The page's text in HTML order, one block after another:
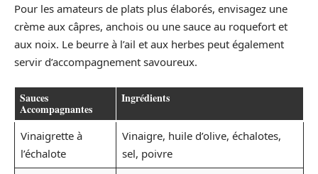
Pour les amateurs de plats plus élaborés, envisagez une
crème aux câpres, anchois ou une sauce au roquefort et
aux noix. Le beurre à l’ail et aux herbes peut également
servir d’accompagnement savoureux.
Sauces
Accompagnantes
Ingrédients
Vinaigrette à
l’échalote
Vinaigre, huile d’olive, échalotes,
sel, poivre